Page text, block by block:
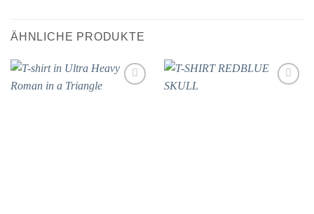
ÄHNLICHE PRODUKTE